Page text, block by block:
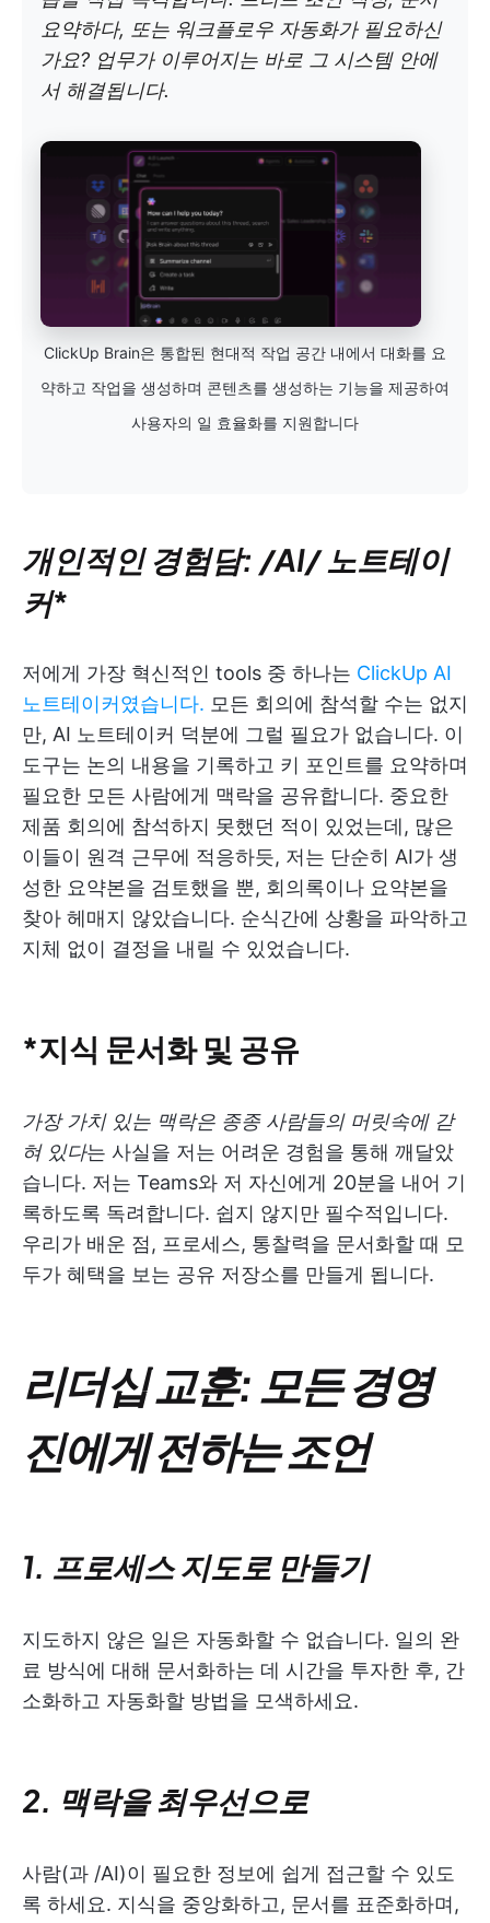
요약하다, 또는 워크플로우 자동화가 필요하신
가요? 업무가 이루어지는 바로 그 시스템 안에
서 해결됩니다.
ClickUp Brain은 통합된 현대적 작업 공간 내에서 대화를 요
약하고 작업을 생성하며 콘텐츠를 생성하는 기능을 제공하여
사용자의 일 효율화를 지원합니다
개인적인 경험담: /AI/ 노트테이
커*
저에게 가장 혁신적인 tools 중 하나는 ClickUp AI
노트테이커였습니다. 모든 회의에 참석할 수는 없지
만, AI 노트테이커 덕분에 그럴 필요가 없습니다. 이
도구는 논의 내용을 기록하고 키 포인트를 요약하며
필요한 모든 사람에게 맥락을 공유합니다. 중요한
제품 회의에 참석하지 못했던 적이 있었는데, 많은
이들이 원격 근무에 적응하듯, 저는 단순히 AI가 생
성한 요약본을 검토했을 뿐, 회의록이나 요약본을
찾아 헤매지 않았습니다. 순식간에 상황을 파악하고
지체 없이 결정을 내릴 수 있었습니다.
*지식 문서화 및 공유
가장 가치 있는 맥락은 종종 사람들의 머릿속에 갇
혀 있다는 사실을 저는 어려운 경험을 통해 깨달았
습니다. 저는 Teams와 저 자신에게 20분을 내어 기
록하도록 독려합니다. 쉽지 않지만 필수적입니다.
우리가 배운 점, 프로세스, 통찰력을 문서화할 때 모
두가 혜택을 보는 공유 저장소를 만들게 됩니다.
리더십 교훈: 모든 경영
진에게 전하는 조언
1. 프로세스 지도로 만들기
지도하지 않은 일은 자동화할 수 없습니다. 일의 완
료 방식에 대해 문서화하는 데 시간을 투자한 후, 간
소화하고 자동화할 방법을 모색하세요.
2. 맥락을 최우선으로
사람(과 /AI)이 필요한 정보에 쉽게 접근할 수 있도
록 하세요. 지식을 중앙화하고, 문서를 표준화하며,